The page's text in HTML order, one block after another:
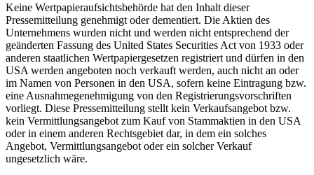
Keine Wertpapieraufsichtsbehörde hat den Inhalt dieser
Pressemitteilung genehmigt oder dementiert. Die Aktien des
Unternehmens wurden nicht und werden nicht entsprechend der
geänderten Fassung des United States Securities Act von 1933 oder
anderen staatlichen Wertpapiergesetzen registriert und dürfen in den
USA werden angeboten noch verkauft werden, auch nicht an oder
im Namen von Personen in den USA, sofern keine Eintragung bzw.
eine Ausnahmegenehmigung von den Registrierungsvorschriften
vorliegt. Diese Pressemitteilung stellt kein Verkaufsangebot bzw.
kein Vermittlungsangebot zum Kauf von Stammaktien in den USA
oder in einem anderen Rechtsgebiet dar, in dem ein solches
Angebot, Vermittlungsangebot oder ein solcher Verkauf
ungesetzlich wäre.